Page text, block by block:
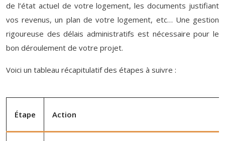
de l’état actuel de votre logement, les documents justifiant
vos revenus, un plan de votre logement, etc… Une gestion
rigoureuse des délais administratifs est nécessaire pour le
bon déroulement de votre projet.
Voici un tableau récapitulatif des étapes à suivre :
Étape Action